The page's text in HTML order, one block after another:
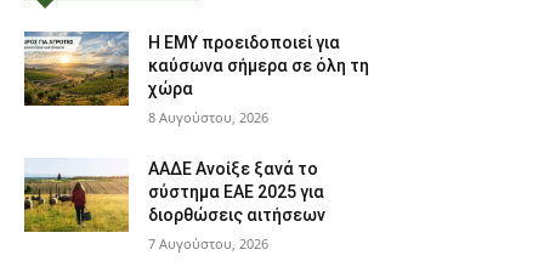
Η ΕΜΥ προειδοποιεί για
καύσωνα σήμερα σε όλη τη
χώρα
8 Αυγούστου, 2026
ΑΑΔΕ Ανοίξε ξανά το
σύστημα ΕΑΕ 2025 για
διορθώσεις αιτήσεων
7 Αυγούστου, 2026